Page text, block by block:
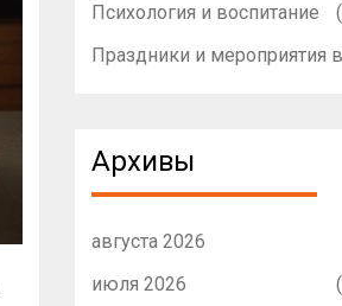
Психология и воспитание
Праздники и мероприятия
Архивы
августа 2026
июля 2026